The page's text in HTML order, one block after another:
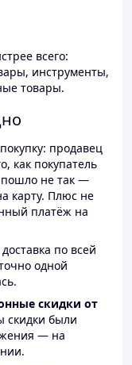
всего:
инструменты,
товары.
продавец
как покупатель
пошло не так —
карту. Плюс не
платёж на
по всей
одной
скидки от
скидки были
— на